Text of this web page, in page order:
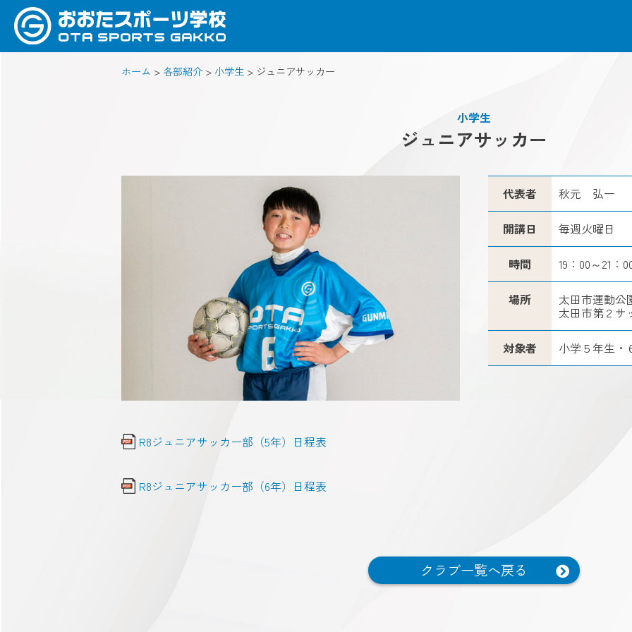
ホーム >各部紹介 > 小学生 > ジュニアサッカー
小学生
ジュニアサッカー
代表者 秋元 弘一
開講日 毎週火曜日
時間 19：00～21：
場所 太田市運動公
太田市第２サ
対象者 小学５年生・
R8ジュニアサッカー部（5年）日程表
R8ジュニアサッカー部（6年）日程表
クラブ一覧へ戻る